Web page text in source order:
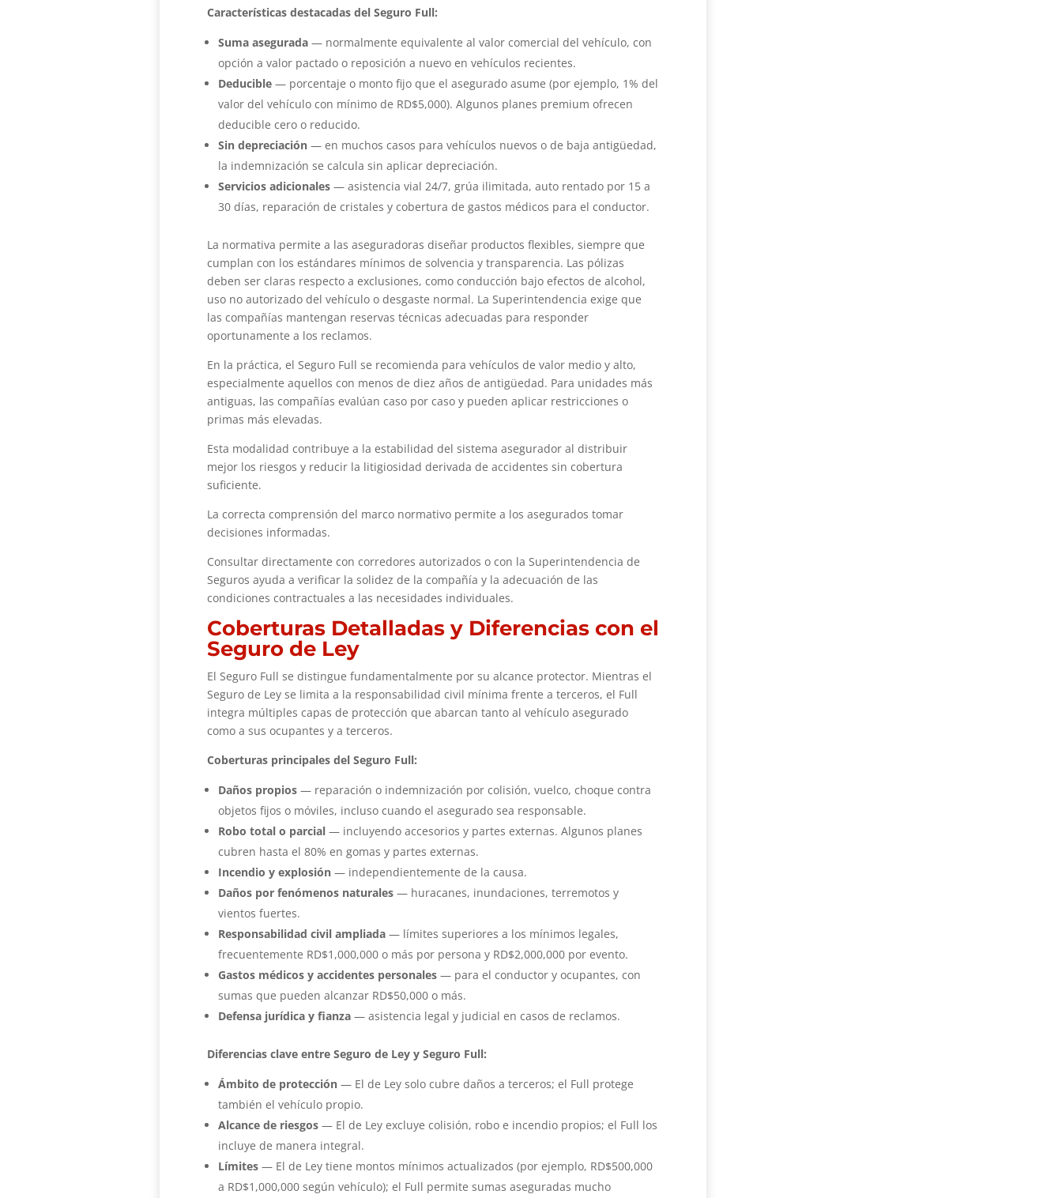
Características destacadas del Seguro Full:
Suma asegurada— normalmente equivalente al valor comercial del vehículo, con
opción a valor pactado o reposición a nuevo en vehículos recientes.
Deducible— porcentaje o monto fijo que el asegurado asume (por ejemplo, 1% del
valor del vehículo con mínimo de RD$5,000). Algunos planes premium ofrecen
deducible cero o reducido.
Sin depreciación— en muchos casos para vehículos nuevos o de baja antigüedad,
la indemnización se calcula sin aplicar depreciación.
Servicios adicionales— asistencia vial 24/7, grúa ilimitada, auto rentado por 15 a
30 días, reparación de cristales y cobertura de gastos médicos para el conductor.
La normativa permite a las aseguradoras diseñar productos flexibles, siempre que
cumplan con los estándares mínimos de solvencia y transparencia. Las pólizas
deben ser claras respecto a exclusiones, como conducción bajo efectos de alcohol,
uso no autorizado del vehículo o desgaste normal. La Superintendencia exige que
las compañías mantengan reservas técnicas adecuadas para responder
oportunamente a los reclamos.
En la práctica, el Seguro Full se recomienda para vehículos de valor medio y alto,
especialmente aquellos con menos de diez años de antigüedad. Para unidades más
antiguas, las compañías evalúan caso por caso y pueden aplicar restricciones o
primas más elevadas.
Esta modalidad contribuye a la estabilidad del sistema asegurador al distribuir
mejor los riesgos y reducir la litigiosidad derivada de accidentes sin cobertura
suficiente.
La correcta comprensión del marco normativo permite a los asegurados tomar
decisiones informadas.
Consultar directamente con corredores autorizados o con la Superintendencia de
Seguros ayuda a verificar la solidez de la compañía y la adecuación de las
condiciones contractuales a las necesidades individuales.
Coberturas Detalladas y Diferencias con el
Seguro de Ley
El Seguro Full se distingue fundamentalmente por su alcance protector. Mientras el
Seguro de Ley se limita a la responsabilidad civil mínima frente a terceros, el Full
integra múltiples capas de protección que abarcan tanto al vehículo asegurado
como a sus ocupantes y a terceros.
Coberturas principales del Seguro Full:
Daños propios— reparación o indemnización por colisión, vuelco, choque contra
objetos fijos o móviles, incluso cuando el asegurado sea responsable.
Robo total o parcial— incluyendo accesorios y partes externas. Algunos planes
cubren hasta el 80% en gomas y partes externas.
Incendio y explosión— independientemente de la causa.
Daños por fenómenos naturales— huracanes, inundaciones, terremotos y
vientos fuertes.
Responsabilidad civil ampliada— límites superiores a los mínimos legales,
frecuentemente RD$1,000,000 o más por persona y RD$2,000,000 por evento.
Gastos médicos y accidentes personales— para el conductor y ocupantes, con
sumas que pueden alcanzar RD$50,000 o más.
Defensa jurídica y fianza— asistencia legal y judicial en casos de reclamos.
Diferencias clave entre Seguro de Ley y Seguro Full:
Ámbito de protección— El de Ley solo cubre daños a terceros; el Full protege
también el vehículo propio.
Alcance de riesgos— El de Ley excluye colisión, robo e incendio propios; el Full los
incluye de manera integral.
Límites— El de Ley tiene montos mínimos actualizados (por ejemplo, RD$500,000
a RD$1,000,000 según vehículo); el Full permite sumas aseguradas mucho